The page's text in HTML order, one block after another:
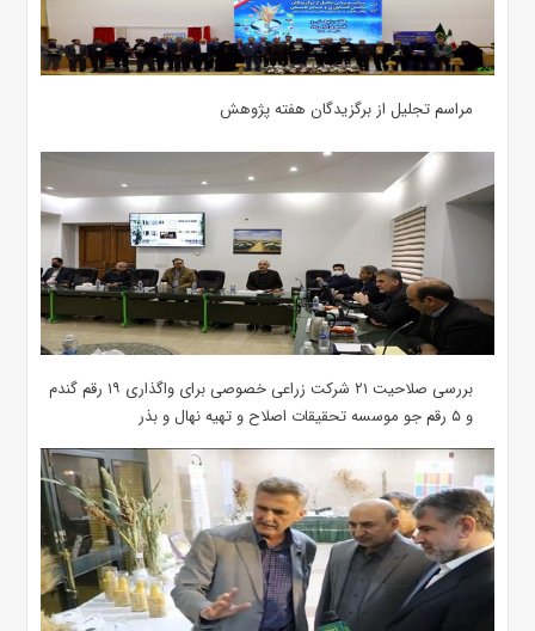
مراسم تجلیل از برگزیدگان هفته پژوهش
بررسی صلاحیت ۲۱ شرکت زراعی خصوصی برای واگذاری ۱۹ رقم گندم
و ۵ رقم جو موسسه تحقیقات اصلاح و تهیه نهال و بذر